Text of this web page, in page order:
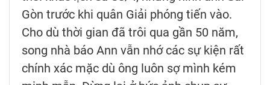
Gòn trước khi quân Giải phóng tiến vào.
Cho dù thời gian đã trôi qua gần 50 năm,
song nhà báo Ann vẫn nhớ các sự kiện rất
chính xác mặc dù ông luôn sợ mình kém